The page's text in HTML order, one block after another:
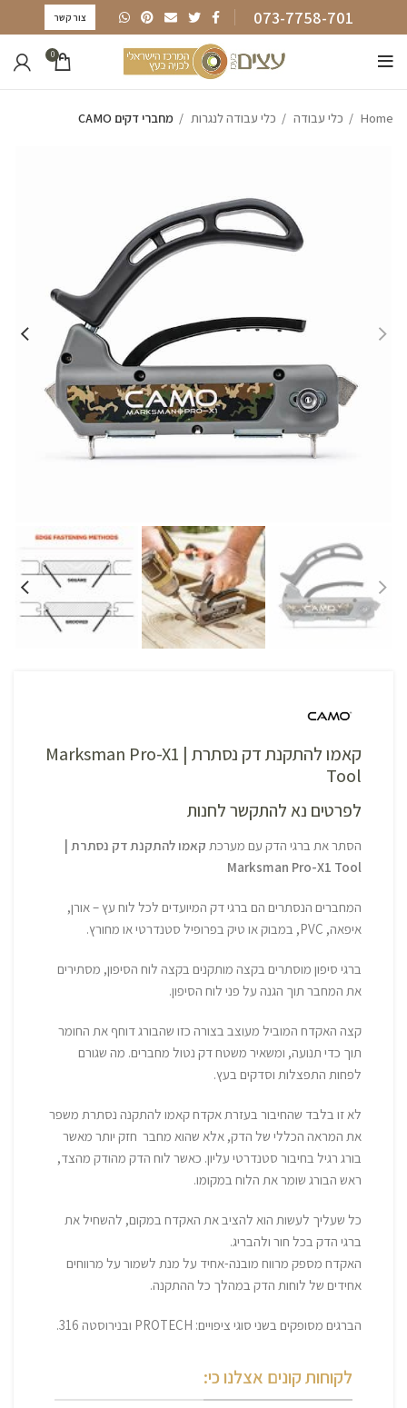
073-7758-701 צור קשר
0
Home כלי עבודה כלי עבודה לנגרות מחברי דקים CAMO
קאמו להתקנת דק נסתרת | Marksman Pro-X1
Tool
לפרטים נא להתקשר לחנות
הסתר את ברגי הדק עם מערכת קאמו להתקנת דק נסתרת |
Marksman Pro-X1 Tool
המחברים הנסתרים הם ברגי דק המיועדים לכל לוח עץ – אורן,
איפאה, PVC, במבוק או טיק בפרופיל סטנדרטי או מחורץ.
ברגי סיפון מוסתרים בקצה מותקנים בקצה לוח הסיפון, מסתירים
את המחבר תוך הגנה על פני לוח הסיפון.
קצה האקדח המוביל מעוצב בצורה כזו שהבורג דוחף את החומר
תוך כדי תנועה, ומשאיר משטח דק נטול מחברים. מה שגורם
לפחות התפצלות וסדקים בעץ.
לא זו בלבד שהחיבור בעזרת אקדח קאמו להתקנה נסתרת משפר
את המראה הכללי של הדק, אלא שהוא מחבר חזק יותר מאשר
בורג רגיל בחיבור סטנדרטי עליון. כאשר לוח הדק מהודק מהצד,
ראש הבורג שומר את הלוח במקומו.
כל שעליך לעשות הוא להציב את האקדח במקום, להשחיל את
ברגי הדק בכל חור ולהבריג.
האקדח מספק מרווח מובנה-אחיד על מנת לשמור על מרווחים
אחידים של לוחות הדק במהלך כל ההתקנה.
הברגים מסופקים בשני סוגי ציפויים: PROTECH ובנירוסטה 316.
לקוחות קונים אצלנו כי: